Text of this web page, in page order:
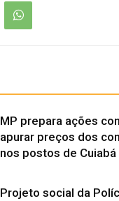
MP prepara ações
apurar preços dos
nos postos de Cuiabá
Projeto social da